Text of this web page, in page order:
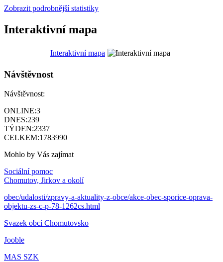
Zobrazit podrobnější statistiky
Interaktivní mapa
Interaktivní mapa
Návštěvnost
Návštěvnost:
ONLINE:3
DNES:239
TÝDEN:2337
CELKEM:1783990
Mohlo by Vás zajímat
Sociální pomoc
Chomutov, Jirkov a okolí
obec/udalosti/zpravy-a-aktuality-z-obce/akce-obec-sporice-oprava-
objektu-zs-c-p-78-1262cs.html
Svazek obcí Chomutovsko
Jooble
MAS SZK